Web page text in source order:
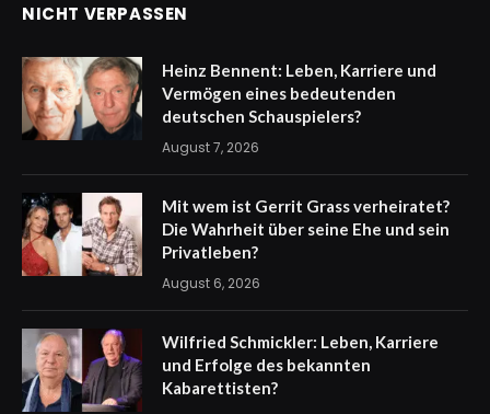
NICHT VERPASSEN
Heinz Bennent: Leben, Karriere und
Vermögen eines bedeutenden
deutschen Schauspielers?
August 7, 2026
Mit wem ist Gerrit Grass verheiratet?
Die Wahrheit über seine Ehe und sein
Privatleben?
August 6, 2026
Wilfried Schmickler: Leben, Karriere
und Erfolge des bekannten
Kabarettisten?